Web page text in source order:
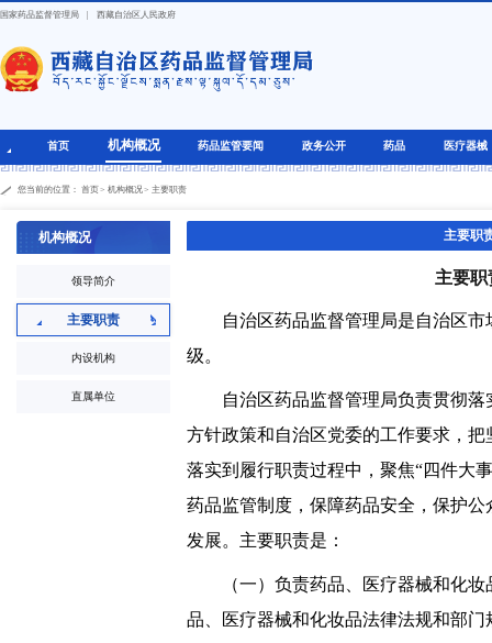
国家药品监督管理局 | 西藏自治区人民政府
首页 机构概况 药品监管要闻 政务公开 药品 医疗器械
您当前的位置： 首页> 机构概况> 主要职责
机构概况
领导简介
主要职责
内设机构
直属单位
主要职
主要职
自治区药品监督管理局是自治区市
级。
自治区药品监督管理局负责贯彻落
方针政策和自治区党委的工作要求，
落实到履行职责过程中，聚焦“四件大
药品监管制度，保障药品安全，保护
发展。主要职责是：
（一）负责药品、医疗器械和化妆
品、医疗器械和化妆品法律法规和部